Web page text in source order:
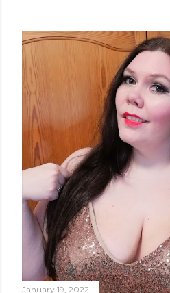
January 19, 2022